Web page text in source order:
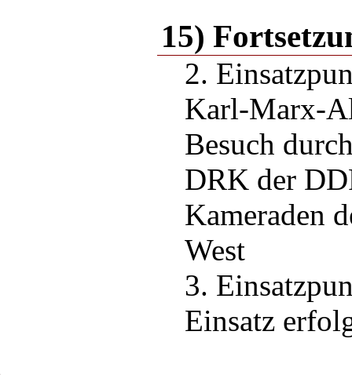
15)
2.
Karl-Marx-
Besuch
DRK der
Kameraden
West
3.
Einsatz